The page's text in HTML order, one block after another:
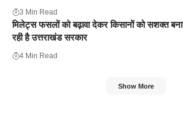
3 Min Read
मिलेट्स फसलों को बढ़ावा देकर किसानों को सशक्त बना
रही है उत्तराखंड सरकार
4 Min Read
Show More